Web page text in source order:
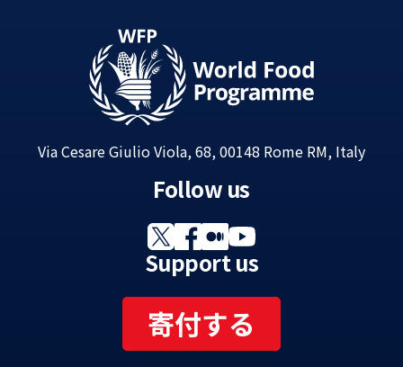
Via Cesare Giulio Viola, 68, 00148 Rome RM, Italy
Follow us
Support us
寄付する